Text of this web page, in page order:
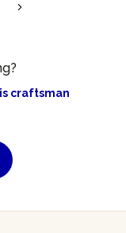
craftsman